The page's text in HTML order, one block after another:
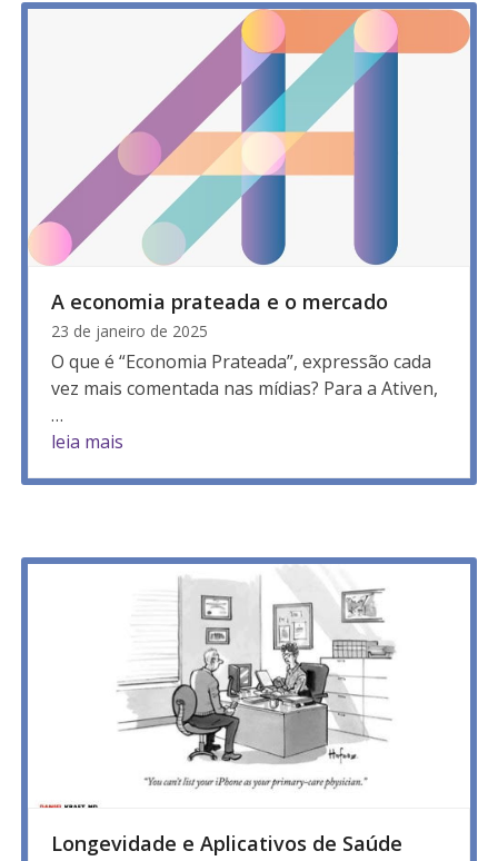
A economia prateada e o mercado
23 de janeiro de 2025
O que é “Economia Prateada”, expressão cada
vez mais comentada nas mídias? Para a Ativen,
…
leia mais
Longevidade e Aplicativos de Saúde